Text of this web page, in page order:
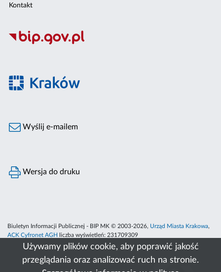
Używamy plików cookie, aby poprawić jakość
przeglądania oraz analizować ruch na stronie.
Kontakt
Wyślij e-mailem
Wersja do druku
Biuletyn Informacji Publicznej - BIP MK © 2003-2026, Urząd Miasta Krakowa,
ACK Cyfronet AGH
liczba wyświetleń: 231709309